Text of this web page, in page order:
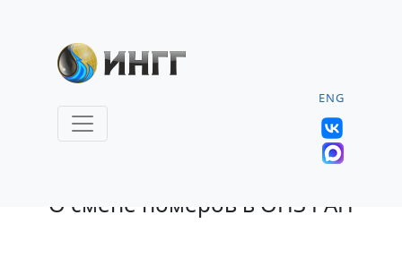
ENG
О смене номеров в ОНЗ РАН